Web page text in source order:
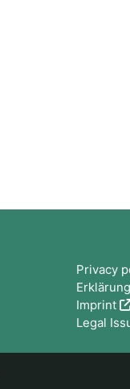
Privacy
Imprint
Legal